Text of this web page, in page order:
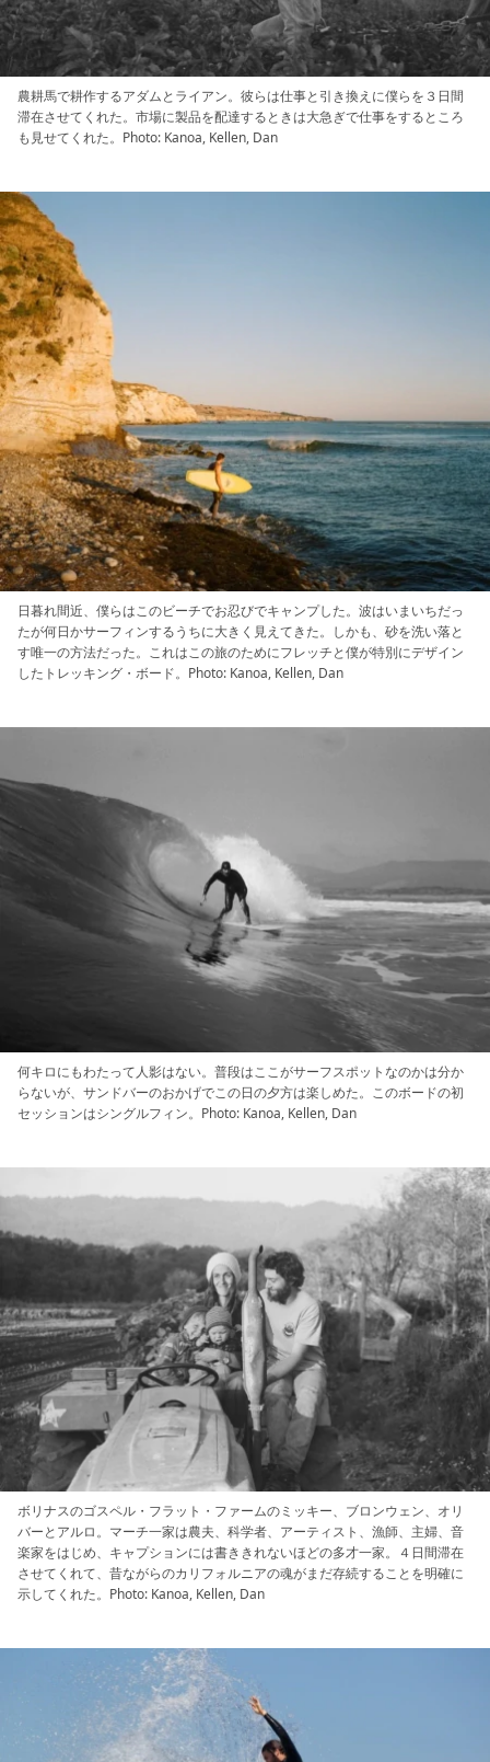
農耕馬で耕作するアダムとライアン。彼らは仕事と引き換えに僕らを３日間
滞在させてくれた。市場に製品を配達するときは大急ぎで仕事をするところ
も見せてくれた。Photo: Kanoa, Kellen, Dan
日暮れ間近、僕らはこのビーチでお忍びでキャンプした。波はいまいちだっ
たが何日かサーフィンするうちに大きく見えてきた。しかも、砂を洗い落と
す唯一の方法だった。これはこの旅のためにフレッチと僕が特別にデザイン
したトレッキング・ボード。Photo: Kanoa, Kellen, Dan
何キロにもわたって人影はない。普段はここがサーフスポットなのかは分か
らないが、サンドバーのおかげでこの日の夕方は楽しめた。このボードの初
セッションはシングルフィン。Photo: Kanoa, Kellen, Dan
ボリナスのゴスペル・フラット・ファームのミッキー、ブロンウェン、オリ
バーとアルロ。マーチ一家は農夫、科学者、アーティスト、漁師、主婦、音
楽家をはじめ、キャプションには書ききれないほどの多才一家。４日間滞在
させてくれて、昔ながらのカリフォルニアの魂がまだ存続することを明確に
示してくれた。Photo: Kanoa, Kellen, Dan